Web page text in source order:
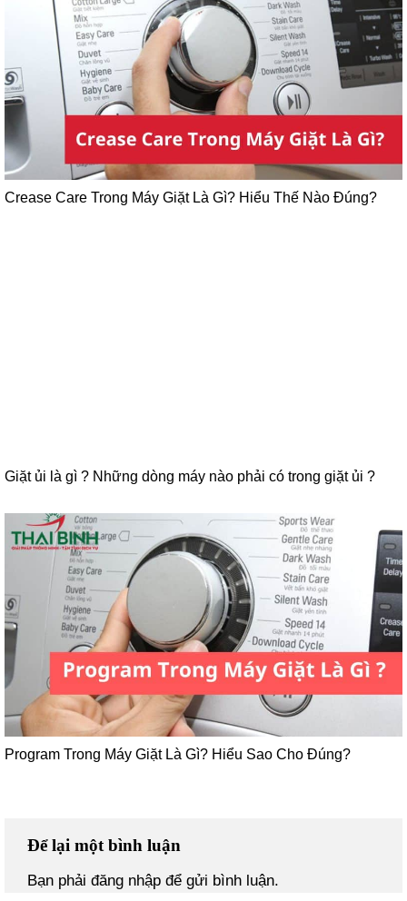
Crease Care Trong Máy Giặt Là Gì? Hiểu Thế Nào Đúng?
Giặt ủi là gì ? Những dòng máy nào phải có trong giặt ủi ?
Program Trong Máy Giặt Là Gì? Hiểu Sao Cho Đúng?
Để lại một bình luận
Bạn phải đăng nhập để gửi bình luận.